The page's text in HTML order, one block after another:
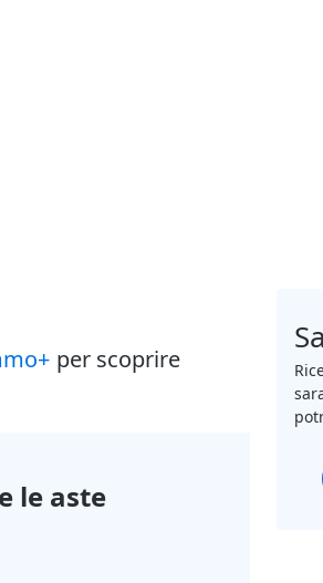
per scoprire
le aste